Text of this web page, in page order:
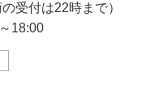
受付は22時まで）
18:00